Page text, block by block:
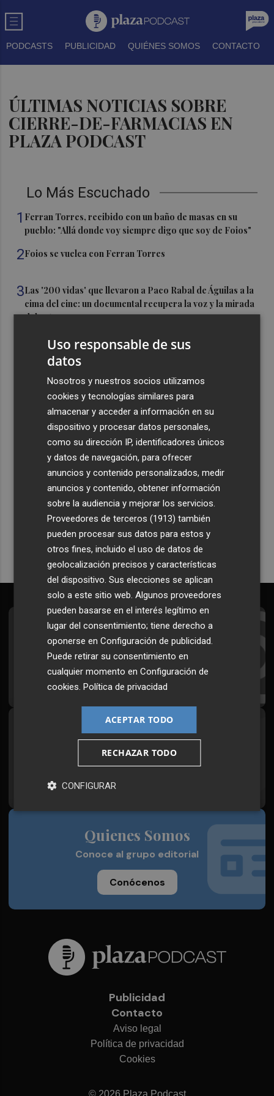
PODCASTS PUBLICIDAD QUIÉNES SOMOS CONTACTO
ÚLTIMAS NOTICIAS SOBRE
CIERRE-DE-FARMACIAS EN
PLAZA PODCAST
Lo Más Escuchado
1 Ferran Torres, recibido con un baño de masas en su
pueblo: "Allá donde voy siempre digo que soy de Foios"
2Foios se vuelca con Ferran Torres
3Las '200 vidas' que llevaron a Paco Rabal de Águilas a la
cima del cine: un documental recupera la voz y la mirada
del actor
Mario Domínguez, a un paso del Excelsior Róterdam de
la Eredivisie
Entidades del Camp d'Elx reclaman más protagonismo
en las fiestas para la Ufece y conciertos en valenciano
Recibe toda la actualidad de
Plaza Podcast en tu correo
Quiero suscribirme
Suscríbete al Boletín
Todos los días a primera hora en tu email
¡Quiero suscribirme!
Síguenos en redes
Plaza Podcast, desde cualquier medio
Quienes Somos
Conoce al grupo editorial
Conócenos
Publicidad
Contacto
Aviso legal
Política de privacidad
Cookies
© 2026 Plaza Podcast
Uso responsable de sus
datos
Nosotros y nuestros socios utilizamos
cookies y tecnologías similares para
almacenar y acceder a información en su
dispositivo y procesar datos personales,
como su dirección IP, identificadores únicos
y datos de navegación, para ofrecer
anuncios y contenido personalizados, medir
anuncios y contenido, obtener información
sobre la audiencia y mejorar los servicios.
Proveedores de terceros (1913) también
pueden procesar sus datos para estos y
otros fines, incluido el uso de datos de
geolocalización precisos y características
del dispositivo. Sus elecciones se aplican
solo a este sitio web. Algunos proveedores
pueden basarse en el interés legítimo en
lugar del consentimiento; tiene derecho a
oponerse enConfiguración de publicidad.
Puede retirar su consentimiento en
cualquier momento enConfiguración de
cookies.Política de privacidad
ACEPTAR TODO
RECHAZAR TODO
CONFIGURAR